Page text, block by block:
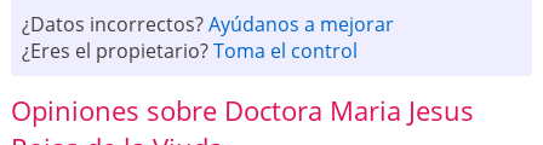
¿Datos incorrectos?Ayúdanos a mejorar
¿Eres el propietario?Toma el control
Opiniones sobre Doctora Maria Jesus